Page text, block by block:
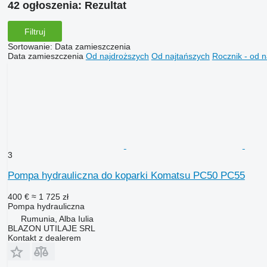
42 ogłoszenia: Rezultat
Filtruj
Sortowanie: Data zamieszczenia
Data zamieszczenia Od najdroższych Od najtańszych Rocznik - od
3
Pompa hydrauliczna do koparki Komatsu PC50 PC55
400 € ≈ 1 725 zł
Pompa hydrauliczna
Rumunia, Alba Iulia
BLAZON UTILAJE SRL
Kontakt z dealerem